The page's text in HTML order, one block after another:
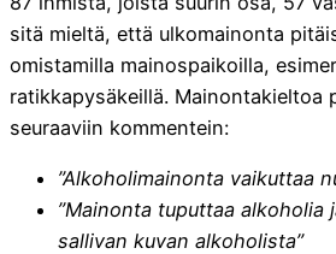
sitä mieltä, että ulkomainonta
omistamilla mainospaikoilla,
ratikkapysäkeillä. Mainontakieltoa
seuraaviin kommentein:
”Alkoholimainonta vaikuttaa
”Mainonta tuputtaa alkoholia
sallivan kuvan alkoholista”